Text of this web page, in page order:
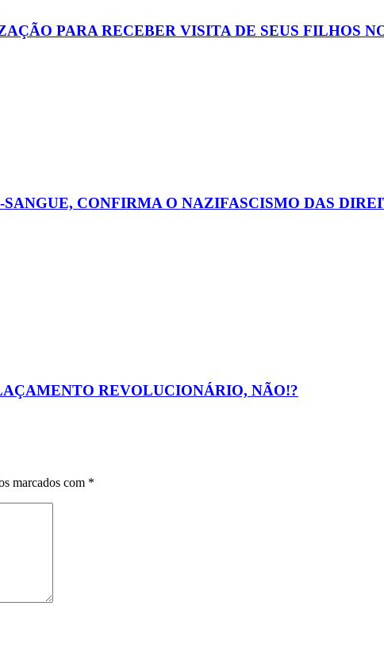
PARA RECEBER VISITA DE SEUS FILHOS
CONFIRMA O NAZIFASCISMO DAS
REVOLUCIONÁRIO, NÃO!?
marcados com *